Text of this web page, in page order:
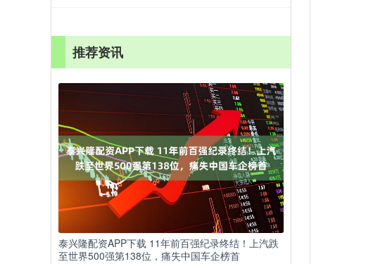
推荐资讯
泰兴隆配资APP下载 11年前百强纪录终结！上汽跌
至世界500强第138位，痛失中国车企榜首